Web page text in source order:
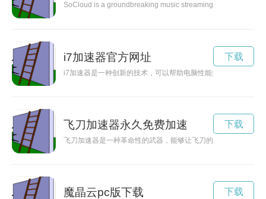
SoCloud is a groundbreaking music streaming platform that
i7加速器官方网址
i7加速器是一种创新的技术，可以帮助电脑性能提升至新的高度
下载
飞刀加速器永久免费加速
飞刀加速器是一种革命性的武器，能够让飞刀的速度和威力大
下载
魔晶云pc版下载 下载